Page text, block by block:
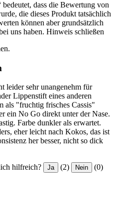
dass die Bewertung von
die dieses Produkt tatsächlich
können aber grundsätzlich
uns haben. Hinweis schließen
leider sehr unangenehm für
Lippenstift eines anderen
als "fruchtig frisches Cassis"
ein No Go direkt unter der Nase.
Farbe dunkler als erwartet.
eher leicht nach Kokos, das ist
her besser, nicht so dick
hilfreich? Ja (2) Nein (0)